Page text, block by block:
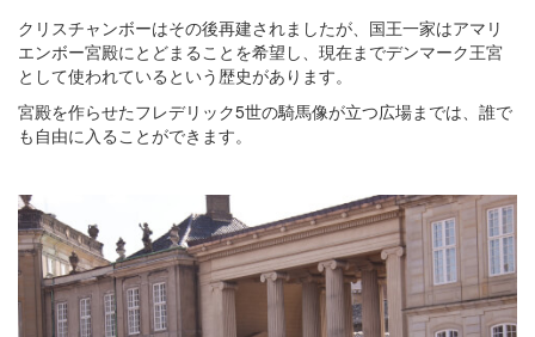
クリスチャンボーはその後再建されましたが、国王一家はアマリ
エンボー宮殿にとどまることを希望し、現在までデンマーク王宮
として使われているという歴史があります。
宮殿を作らせたフレデリック5世の騎馬像が立つ広場までは、誰で
も自由に入ることができます。